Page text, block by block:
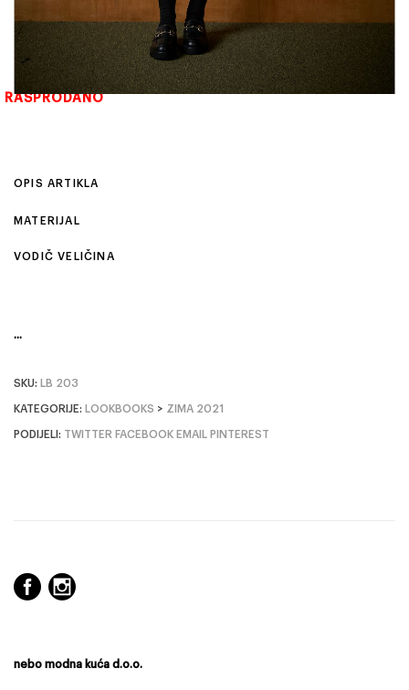
RASPRODANO
OPIS ARTIKLA
MATERIJAL
VODIČ VELIČINA
SKU: LB 203
KATEGORIJE: LOOKBOOKS > ZIMA 2021
PODIJELI: TWITTER FACEBOOK EMAIL PINTEREST
nebo modna kuća d.o.o.